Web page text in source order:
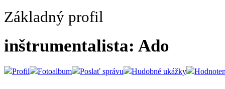
Základný profil
inštrumentalista: Ado
Profil Fotoalbum Poslať správu Hudobné ukážky